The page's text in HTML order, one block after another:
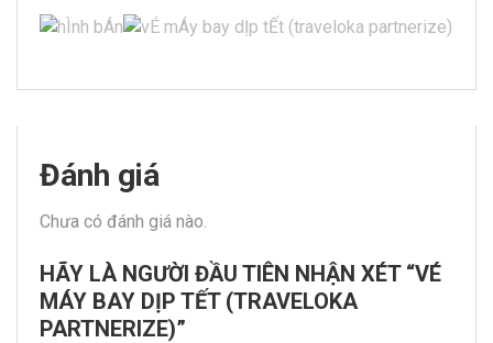
Đánh giá
Chưa có đánh giá nào.
HÃY LÀ NGƯỜI ĐẦU TIÊN NHẬN XÉT “VÉ
MÁY BAY DỊP TẾT (TRAVELOKA
PARTNERIZE)”